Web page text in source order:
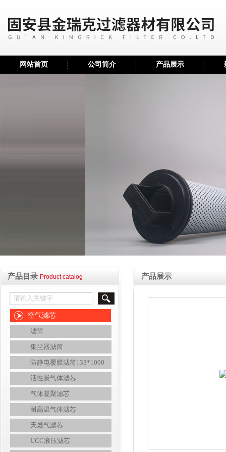
网站首页 公司简介 产品展示
产品目录 Product catalog
空气滤芯
滤筒
集尘器滤筒
防静电覆膜滤筒133*1000
活性炭气体滤芯
气体凝聚滤芯
耐高温气体滤芯
天燃气滤芯
UCC液压滤芯
产品展示